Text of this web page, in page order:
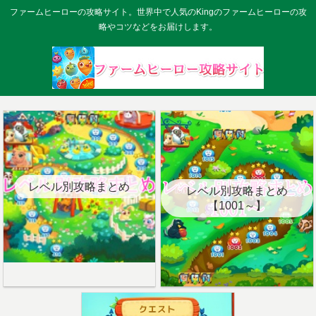
ファームヒーローの攻略サイト。世界中で人気のKingのファームヒーローの攻
略やコツなどをお届けします。
レベル別攻略まとめ
レベル別攻略まとめ
【1001～】